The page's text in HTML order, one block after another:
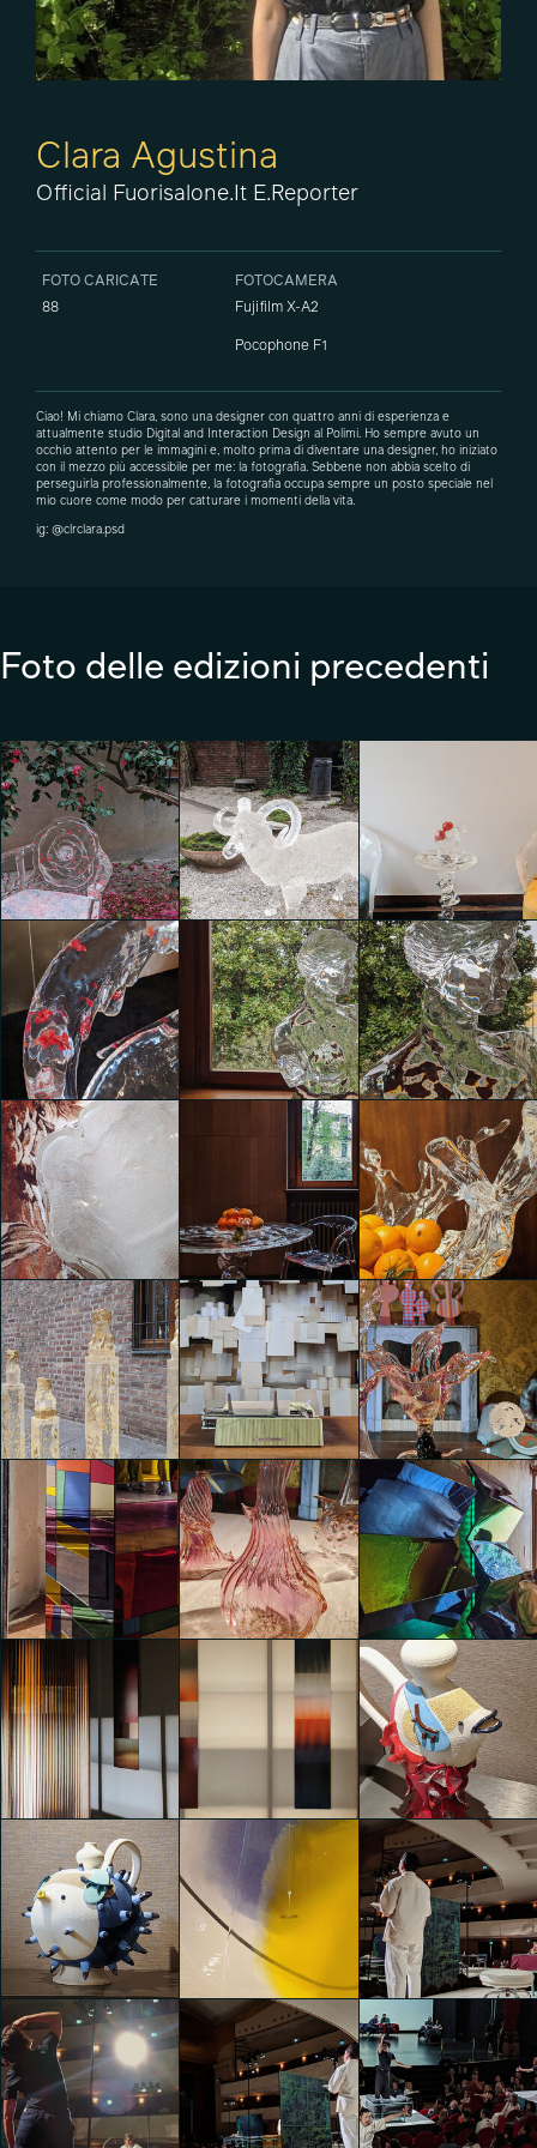
Clara Agustina
Official Fuorisalone.it E.Reporter
FOTO CARICATE
88
FOTOCAMERA
Fujifilm X-A2
Pocophone F1
Ciao! Mi chiamo Clara, sono una designer con quattro anni di esperienza e
attualmente studio Digital and Interaction Design al Polimi. Ho sempre avuto un
occhio attento per le immagini e, molto prima di diventare una designer, ho iniziato
con il mezzo più accessibile per me: la fotografia. Sebbene non abbia scelto di
perseguirla professionalmente, la fotografia occupa sempre un posto speciale nel
mio cuore come modo per catturare i momenti della vita.
ig: @clrclara.psd
Foto delle edizioni precedenti
Codice: Arte vivente e
Design alla villa Leonardo
da Vinci
Clara Agustina
Codice: Arte vivente e
Design alla villa Leonardo
da Vinci
Codice: Arte vivente e
Design alla villa Leonardo
da Vinci
Clara Agustina
Codice: Arte vivente e
Design alla villa Leonardo
da Vinci
Clara Agustina
Codice: Arte vivente e
Design alla villa Leonardo
da Vinci
Clara Agustina
Codice: Arte vivente e
Design alla villa Leonardo
da Vinci
Clara Agustina
Codice: Arte vivente e
Design alla villa Leonardo
da Vinci
Clara Agustina
Codice: Arte vivente e
Design alla villa Leonardo
da Vinci
Clara Agustina
Codice: Arte vivente e
Design alla villa Leonardo
da Vinci
Clara Agustina
Codice: Arte vivente e
Design alla villa Leonardo
da Vinci
Clara Agustina
Eventi Fuorisalone 2025
Clara Agustina
Eventi Fuorisalone 2025
Clara Agustina
Eventi Fuorisalone 2025
Clara Agustina
Eventi Fuorisalone 2025
Clara Agustina
Eventi Fuorisalone 2025
Clara Agustina
Eventi Fuorisalone 2025
Clara Agustina
Eventi Fuorisalone 2025
Clara Agustina
Eventi Fuorisalone 2025 Eventi Fuorisalone 2025 Staging Modernity